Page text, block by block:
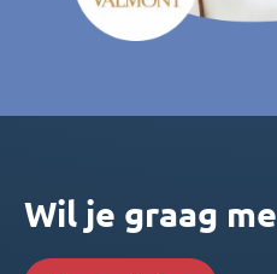
Wil je graag